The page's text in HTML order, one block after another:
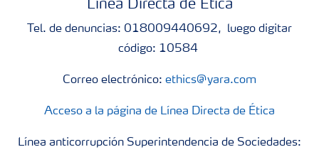
Línea Directa de Ética
Tel. de denuncias: 018009440692, luego digitar
código: 10584
Correo electrónico: ethics@yara.com
Acceso a la página de Línea Directa de Ética
Línea anticorrupción Superintendencia de Sociedades: